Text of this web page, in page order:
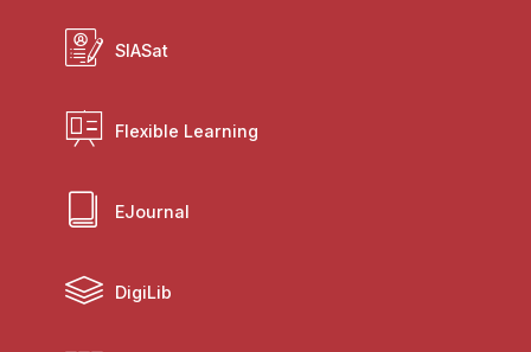
SIASat
Flexible Learning
EJournal
DigiLib